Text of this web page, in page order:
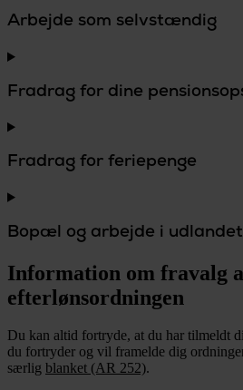
Arbejde som selvstændig
Fradrag for dine
Fradrag for feriepenge
Bopæl og arbejde i udlandet
Information om fravalg
efterlønsordningen
Du kan altid fortryde, at du har tilmeldt
du fortryder og vil framelde dig
særlig blanket (AR 252).